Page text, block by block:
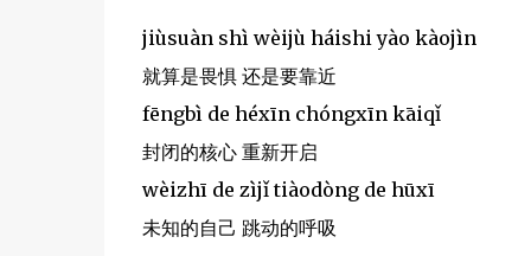
jiùsuàn shì wèijù háishi yào kàojìn
就算是畏惧 还是要靠近
fēngbì de héxīn chóngxīn kāiqǐ
封闭的核心 重新开启
wèizhī de zìjǐ tiàodòng de hūxī
未知的自己 跳动的呼吸